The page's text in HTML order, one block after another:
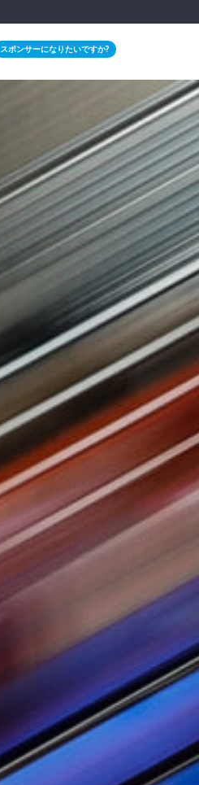
スポンサーになりたいですか?